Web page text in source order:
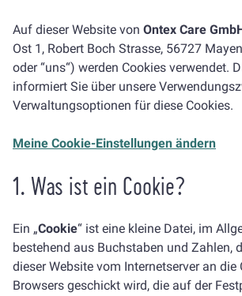
Auf dieser Website von Ontex Care
Ost 1, Robert Boch Strasse, 56727 Mayen
oder “uns“) werden Cookies verwendet.
informiert Sie über unsere
Verwaltungsoptionen für diese Cookies.
Meine Cookie-Einstellungen ändern
1. Was ist ein Cookie?
Ein „Cookie“ ist eine kleine Datei, im
bestehend aus Buchstaben und Zahlen,
dieser Website vom Internetserver an die
Browsers geschickt wird, die auf der